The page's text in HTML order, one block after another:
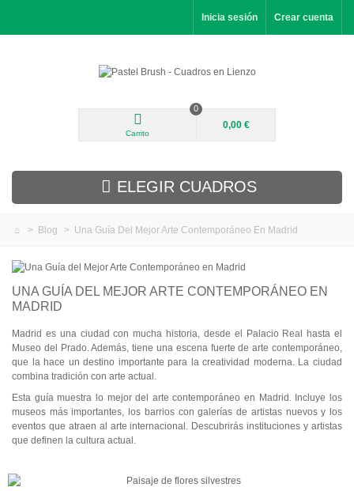
Inicia sesión Crear cuenta
Carrito
0
0,00 €
ELEGIR CUADROS
Flores
Retratos
Abstractos
Modernos
Decorativos
> Blog > Una Guía Del Mejor Arte Contemporáneo En Madrid
UNA GUÍA DEL MEJOR ARTE CONTEMPORÁNEO EN
MADRID
Madrid es una ciudad con mucha historia, desde el Palacio Real hasta el
Museo del Prado. Además, tiene una escena fuerte de arte contemporáneo,
que la hace un destino importante para la creatividad moderna. La ciudad
combina tradición con arte actual.
Esta guía muestra lo mejor del arte contemporáneo en Madrid. Incluye los
museos más importantes, los barrios con galerías de artistas nuevos y los
eventos que atraen al arte internacional. Descubrirás instituciones y artistas
que definen la cultura actual.